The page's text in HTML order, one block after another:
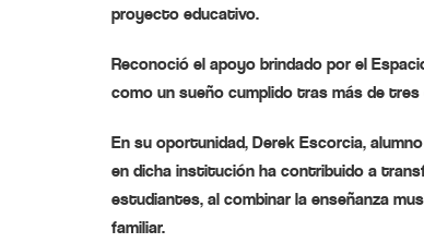
proyecto educativo.
Reconoció el apoyo brindado por el
como un sueño cumplido tras más de tres
En su oportunidad, Derek Escorcia,
en dicha institución ha contribuido a
estudiantes, al combinar la enseñanza
familiar.